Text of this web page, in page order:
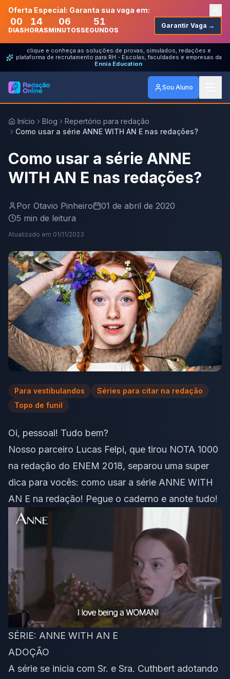
Oferta Especial: Garanta sua vaga em:
00
DIAS
14
HORAS
06
MINUTOS
51
SEGUNDOS
Garantir Vaga →
clique e conheça as soluções de provas, simulados, redações e
plataforma de recrutamento para RH - Escolas, faculdades e empresas da
Ennia Education
Sou Aluno
Início Blog
Repertório para redação
Como usar a série ANNE WITH AN E nas redações?
Como usar a série ANNE
WITH AN E nas redações?
Por Otavio Pinheiro
01 de abril de 2020
5 min de leitura
Atualizado em 01/11/2023
Para vestibulandos
Séries para citar na redação
Topo de funil
Oi, pessoal! Tudo bem?
Nosso parceiro Lucas Felpi, que tirou NOTA 1000
na redação do ENEM 2018, separou uma super
dica para vocês: como usar a série ANNE WITH
AN E na redação! Pegue o caderno e anote tudo!
SÉRIE: ANNE WITH AN E
ADOÇÃO
A série se inicia com Sr. e Sra. Cuthbert adotando